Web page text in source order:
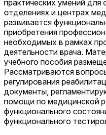
практических умений
отделениях и центрах
развивается
приобретения
необходимых в рамках
деятельности врача.
учебного пособия
Рассматриваются
регулирования
документы,
помощи по медицинской
функционального
функционального